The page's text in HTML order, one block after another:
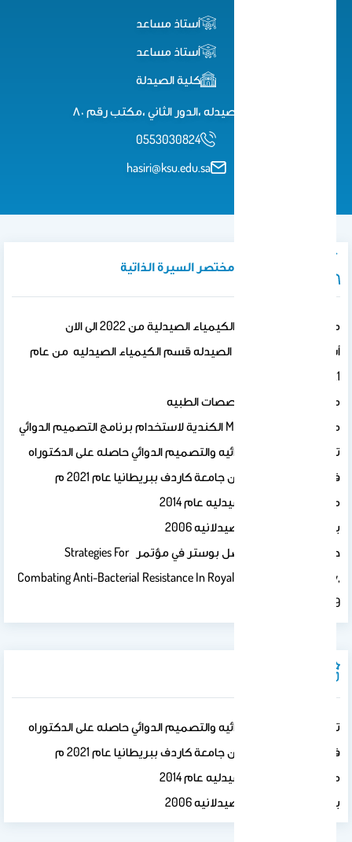
أستاذ مساعد
أستاذ مساعد
كلية الصيدلة
كلية الصيدله ،الدور الثاني ،مكتب رقم ٨٠
0553030824
hasiri@ksu.edu.sa
نبذة تعريفية / مختصر السيرة الذاتية
مساعدة رئيس قسم الكيمياء الصيدلية من 2022 الى الان
أستاذ مساعد في كلية الصيدله قسم الكيمياء الصيدليه من عام
2021
مرخصه من هيئة التخصصات الطبيه
مرخصه من شركة MOE الكندية لاستخدام برنامج التصميم الدوائي
تخصص الكيمياء الدوائيه والتصميم الدوائي حاصله على الدكتوراه
في التصميم الدوائي من جامعة كاردف ببريطانيا عام 2021 م
ماجستير الكيمياء الصيدليه عام 2014
بكالوريوس العلوم الصيدلانيه 2006
حاصله عىل جائزة أفضل بوستر في مؤتمر Strategies For
Combating Anti-Bacterial Resistance In Royal Society Of Chemistry,
London 2019
تخصص الكيمياء الدوائيه والتصميم الدوائي حاصله على الدكتوراه
في التصميم الدوائي من جامعة كاردف ببريطانيا عام 2021 م
ماجستير الكيمياء الصيدليه عام 2014
بكالوريوس العلوم الصيدلانيه 2006